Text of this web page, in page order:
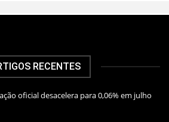
RECENTES
oficial desacelera para 0,06% em julho